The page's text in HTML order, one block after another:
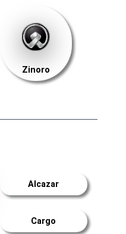
Zinoro
Alcazar
Cargo